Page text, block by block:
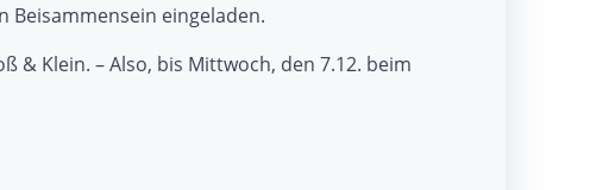
Beisammensein eingeladen.
& Klein. – Also, bis Mittwoch, den 7.12. beim